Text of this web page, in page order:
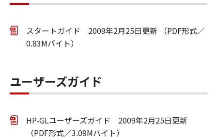
スタートガイド 2009年2月25日更新 （PDF形式／
0.83Mバイト）
ユーザーズガイド
HP-GLユーザーズガイド 2009年2月25日更新
（PDF形式／3.09Mバイト）